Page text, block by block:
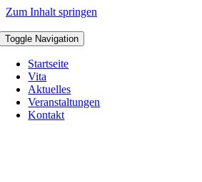
Zum Inhalt springen
Toggle Navigation
Startseite
Vita
Aktuelles
Veranstaltungen
Kontakt